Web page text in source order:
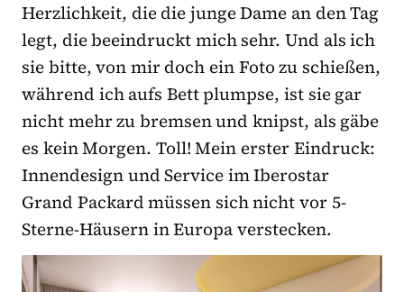
Herzlichkeit, die die junge Dame an den Tag
legt, die beeindruckt mich sehr. Und als ich
sie bitte, von mir doch ein Foto zu schießen,
während ich aufs Bett plumpse, ist sie gar
nicht mehr zu bremsen und knipst, als gäbe
es kein Morgen. Toll! Mein erster Eindruck:
Innendesign und Service im Iberostar
Grand Packard müssen sich nicht vor 5-
Sterne-Häusern in Europa verstecken.